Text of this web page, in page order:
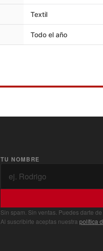
Textil
Todo el año
TU NOMBRE
Sin spam. Sin ventas. Puedes darte
Al suscribirte aceptas nuestra política